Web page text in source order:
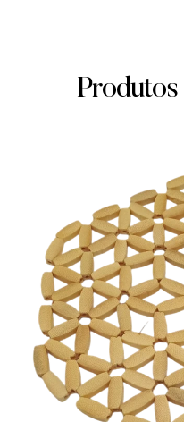
Produtos